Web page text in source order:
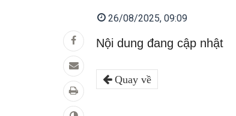
26/08/2025, 09:09
Nội dung đang cập nhật
Quay về